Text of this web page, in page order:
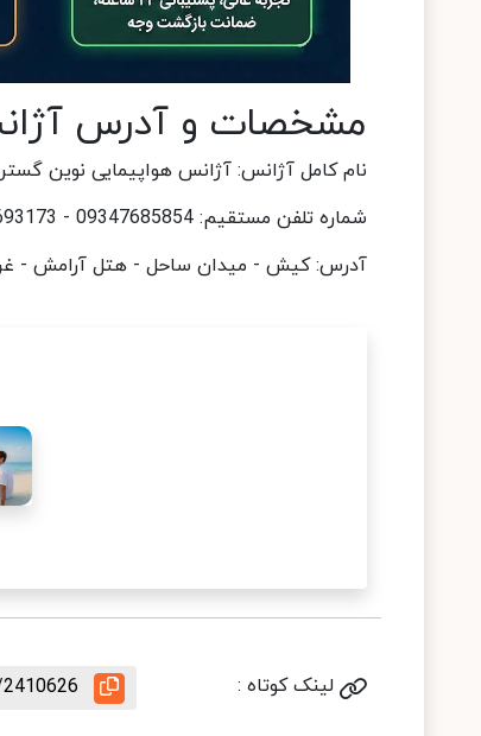
مشخصات و آدرس
نام کامل آژانس: آژانس هواپیمایی نوین
شماره تلفن مستقیم: 09347685854 - 09391693173
آدرس: کیش - میدان ساحل - هتل آرامش - غرفه شماره 1 آژانس هواپیمایی نوین
لینک کوتاه :